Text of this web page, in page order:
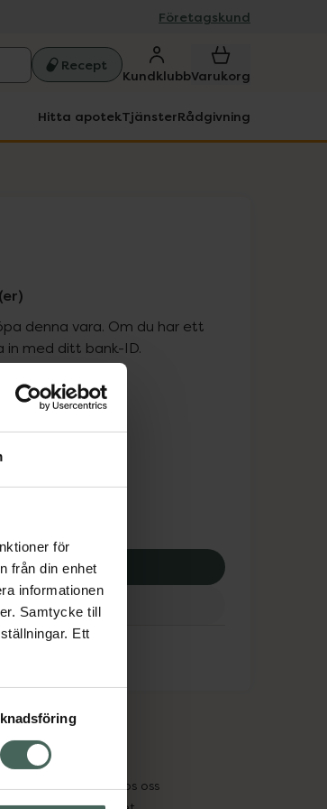
för
från din enhet
informationen
Samtycke till
Ett
Företagskund
Recept
KundklubbVarukorg
Hitta apotekTjänsterRådgivning
denna vara. Om du har ett
med ditt bank-ID.
gäller inte
kr
Jobba hos oss